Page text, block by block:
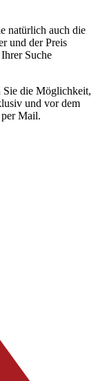
natürlich auch die
und der Preis
Suche
Sie die Möglichkeit,
und vor dem
Mail.